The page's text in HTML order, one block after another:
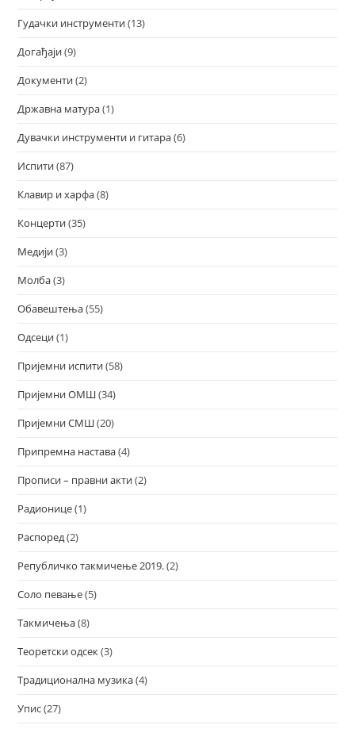
Гудачки инструменти(13)
Догађаји(9)
Документи(2)
Државна матура(1)
Дувачки инструменти и гитара(6)
Испити(87)
Клавир и харфа(8)
Концерти(35)
Медији(3)
Молба(3)
Обавештења(55)
Одсеци(1)
Пријемни испити(58)
Пријемни ОМШ(34)
Пријемни СМШ(20)
Припремна настава(4)
Прописи – правни акти(2)
Радионице(1)
Распоред(2)
Републичко такмичење 2019.(2)
Соло певање(5)
Такмичења(8)
Теоретски одсек(3)
Традиционална музика(4)
Упис(27)